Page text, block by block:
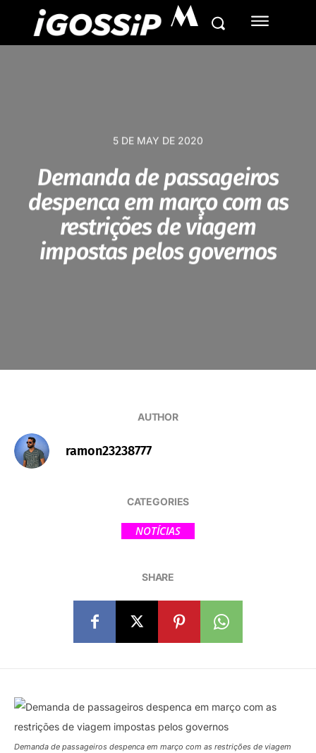
M
5 DE MAY DE 2020
Demanda de passageiros
despenca em março com as
restrições de viagem
impostas pelos governos
AUTHOR
ramon23238777
CATEGORIES
NOTÍCIAS
SHARE
Demanda de passageiros despenca em março com as restrições de viagem